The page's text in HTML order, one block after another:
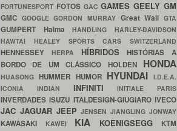
FORTUNESPORT FOTOS GACGAMESGEELYGM
GMC GOOGLEGORDON MURRAY Great WallGTA
GUMPERT HaimaHANDLINGHARLEY-DAVIDSON
HAWTAI HEALEY SPORTS CARS SWITZERLAND
HENNESSEY HERPA HÍBRIDOSHISTÓRIAS A
BORDO DE UM CLÁSSICO HOLDEN HONDA
HUASONGHUMMER HUMOR HYUNDAI I.D.E.A.
ICONIA INDIAN INFINITIINITIALE PARIS
INVERDADESISUZU ITALDESIGN-GIUGIAROIVECO
JAC JAGUAR JEEPJENSENJIANGLINGJONWAY
KAWASAKI KAWEI KIA KOENIGSEGG KTM